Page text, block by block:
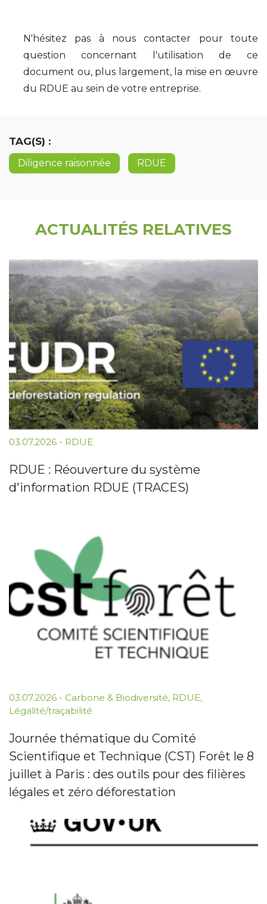
N'hésitez pas à nous contacter pour toute
question concernant l'utilisation de ce
document ou, plus largement, la mise en œuvre
du RDUE au sein de votre entreprise.
TAG(S) :
Diligence raisonnée RDUE
ACTUALITÉS RELATIVES
03.07.2026 - RDUE
RDUE : Réouverture du système
d'information RDUE (TRACES)
03.07.2026 - Carbone & Biodiversité, RDUE,
Légalité/traçabilité
Journée thématique du Comité
Scientifique et Technique (CST) Forêt le 8
juillet à Paris : des outils pour des filières
légales et zéro déforestation